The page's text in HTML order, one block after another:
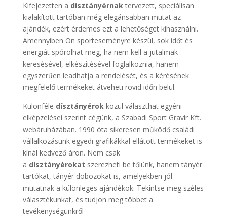
Kifejezetten a dísztányérnaktervezett, speciálisan
kialakított tartóban még elegánsabban mutat az
ajándék, ezért érdemes ezt a lehetőséget kihasználni.
Amennyiben Ön sporteseményre készül, sok időt és
energiát spórolhat meg, ha nem kell a jutalmak
keresésével, elkészítésével foglalkoznia, hanem
egyszerűen leadhatja a rendelését, és a kérésének
megfelelő termékeket átveheti rövid időn belül.
Különféle dísztányérokközül választhat egyéni
elképzelései szerint cégünk, a Szabadi Sport Gravír Kft.
webáruházában. 1990 óta sikeresen működő családi
vállalkozásunk egyedi grafikákkal ellátott termékeket is
kínál kedvező áron. Nem csak
a dísztányérokat szerezheti be tőlünk, hanem tányér
tartókat, tányér dobozokat is, amelyekben jól
mutatnak a különleges ajándékok. Tekintse meg széles
választékunkat, és tudjon meg többet a
tevékenységünkről